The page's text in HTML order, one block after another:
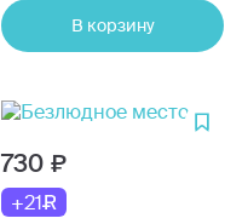
веков
В корзину
730
+21